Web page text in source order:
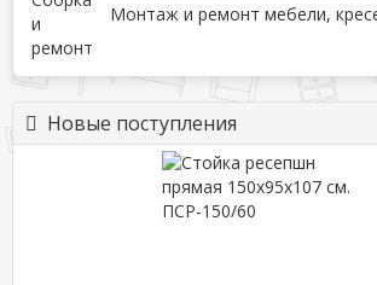
Монтаж и ремонт мебели,
Новые поступления